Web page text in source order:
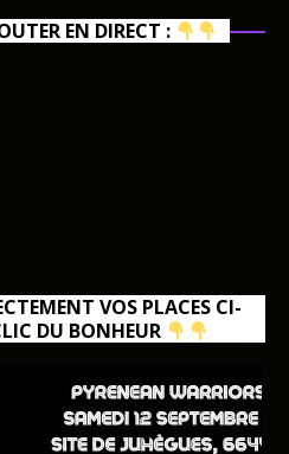
EN DIRECT :
VOS PLACES CI-
DU BONHEUR